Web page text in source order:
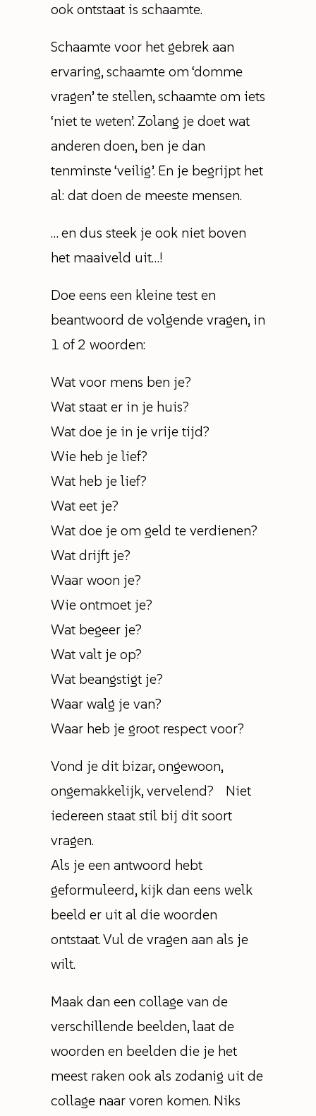
ook ontstaat is schaamte.
Schaamte voor het gebrek aan
ervaring, schaamte om ‘domme
vragen’ te stellen, schaamte om iets
‘niet te weten’. Zolang je doet wat
anderen doen, ben je dan
tenminste ‘veilig’. En je begrijpt het
al: dat doen de meeste mensen.
… en dus steek je ook niet boven
het maaiveld uit…!
Doe eens een kleine test en
beantwoord de volgende vragen, in
1 of 2 woorden:
Wat voor mens ben je?
Wat staat er in je huis?
Wat doe je in je vrije tijd?
Wie heb je lief?
Wat heb je lief?
Wat eet je?
Wat doe je om geld te verdienen?
Wat drijft je?
Waar woon je?
Wie ontmoet je?
Wat begeer je?
Wat valt je op?
Wat beangstigt je?
Waar walg je van?
Waar heb je groot respect voor?
Vond je dit bizar, ongewoon,
ongemakkelijk, vervelend? Niet
iedereen staat stil bij dit soort
vragen.
Als je een antwoord hebt
geformuleerd, kijk dan eens welk
beeld er uit al die woorden
ontstaat. Vul de vragen aan als je
wilt.
Maak dan een collage van de
verschillende beelden, laat de
woorden en beelden die je het
meest raken ook als zodanig uit de
collage naar voren komen. Niks